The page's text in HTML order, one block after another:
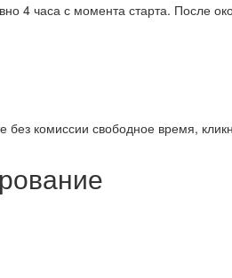
4 часа с момента старта. После
без комиссии свободное время,